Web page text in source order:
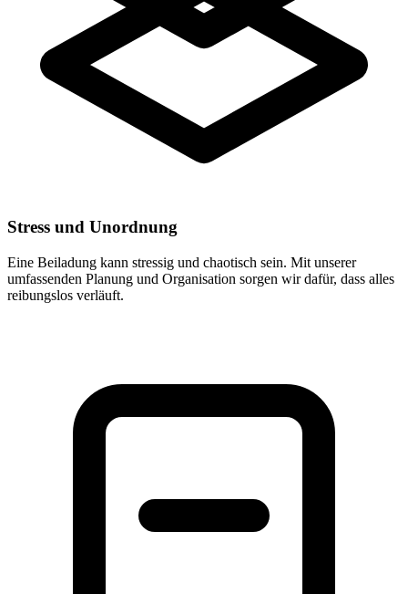
Stress und Unordnung
Eine Beiladung kann stressig und chaotisch sein. Mit unserer
umfassenden Planung und Organisation sorgen wir dafür, dass alles
reibungslos verläuft.